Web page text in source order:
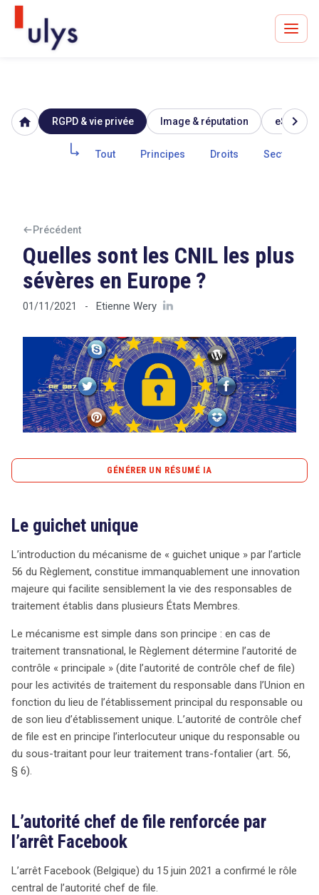
Avocats à Paris & Bruxelles
Leader en droit de l'innovation depuis 30 ans
Tout sur le RGPD
Tout sur le droit de l'innovation
CONTACT
home RGPD & vie privée Image & réputation eSanté
Tout Principes Droits Secteur
chevron_right
Précédent
Quelles sont les CNIL les plus
sévères en Europe ?
01/11/2021 - Etienne Wery
GÉNÉRER UN RÉSUMÉ IA
Le mécanisme du « guichet unique », introduit par l’article
56 du Règlement, révolutionne la gestion des données
pour les responsables de traitement opérant dans
plusieurs États membres de l’Union européenne. Ce
système désigne une autorité de contrôle « principale »,
facilitant les interactions pour les traitements
rôle central, soulignant les conditions strictes
nécessaires pour qu’une autorité puisse agir dans un
État membre sans être chef de file. Cependant, ce
modèle soulève des inquiétudes quant à la concurrence
entre États, où des zones de laxisme pourraient
émerger, attirant les grandes entreprises en quête de
réglementations plus souples. L’étude récente d’ESET
met en lumière l’activité des autorités de protection des
données en Europe depuis l’adoption du RGPD. Le
contre Amazon de 746 millions d’euros, tandis que
d’autres pays comme l’Allemagne et la France affichent
une constance dans leurs sanctions. L’absence de base
légale reste la principale raison des amendes, suivie par
des lacunes dans les mesures de protection des
Le guichet unique
L’introduction du mécanisme de « guichet unique » par l’article
56 du Règlement, constitue immanquablement une innovation
majeure qui facilite sensiblement la vie des responsables de
traitement établis dans plusieurs États Membres.
Le mécanisme est simple dans son principe : en cas de
traitement transnational, le Règlement détermine l’autorité de
contrôle « principale » (dite l’autorité de contrôle chef de file)
pour les activités de traitement du responsable dans l’Union en
fonction du lieu de l’établissement principal du responsable ou
de son lieu d’établissement unique. L’autorité de contrôle chef
de file est en principe l’interlocuteur unique du responsable ou
du sous-traitant pour leur traitement trans-fontalier (art. 56,
§ 6).
L’autorité chef de file renforcée par
l’arrêt Facebook
L’arrêt Facebook (Belgique) du 15 juin 2021 a confirmé le rôle
central de l’autorité chef de file.